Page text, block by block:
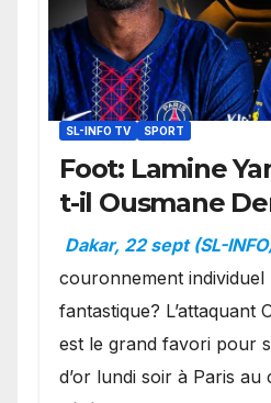
SL-INFO TV SPORT
Foot: Lamine
t-il Ousmane
Ballon d’or ?
Dakar, 22 sept (SL-
couronnement
fantastique? L’attaquant
est le grand favori pour
d’or lundi soir à Paris au